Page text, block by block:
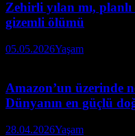
Zehirli yılan mı,
gizemli ölümü
05.05.2026Yaşam
Amazon’un üzerinde
Dünyanın en güçlü
28.04.2026Yaşam